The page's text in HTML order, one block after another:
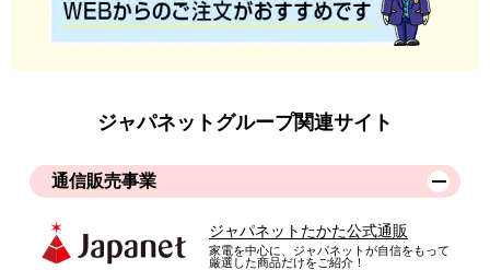
ジャパネットグループ関連サイト
通信販売事業
ジャパネットたかた公式通販
家電を中心に、ジャパネットが自信をもって
厳選した商品だけをご紹介！